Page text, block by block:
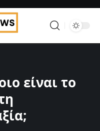
είναι το